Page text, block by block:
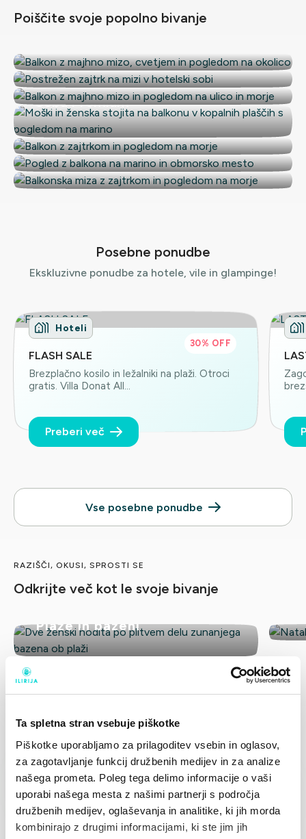
Ta spletna stran vsebuje piškotke
Piškotke uporabljamo za prilagoditev vsebin in oglasov,
za zagotavljanje funkcij družbenih medijev in za analize
našega prometa. Poleg tega delimo informacije o vaši
uporabi našega mesta z našimi partnerji s področja
družbenih medijev, oglaševanja in analitike, ki jih morda
kombinirajo z drugimi informacijami, ki ste jim jih
Poiščite svoje popolno bivanje
Soba Comfort plus
Soba Premium
Suita Junior
Suita
Suite Extra
Posebne ponudbe
Ekskluzivne ponudbe za hotele, vile in glampinge!
30% OFF
Hoteli
FLASH SALE
Brezplačno kosilo in ležalniki na plaži. Otroci
gratis. Villa Donat All...
Preberi več
Vse posebne ponudbe
RAZIŠČI, OKUSI, SPROSTI SE
Odkrijte več kot le svoje bivanje
​Plaže in bazeni
RECENZIJE
Kaj naši gostje pravijo o nas
G
Gaben76
iz Madžarske
Izjemno
“Bližina morja, resnično hišnim ljubljenčkom prijazen hotel.